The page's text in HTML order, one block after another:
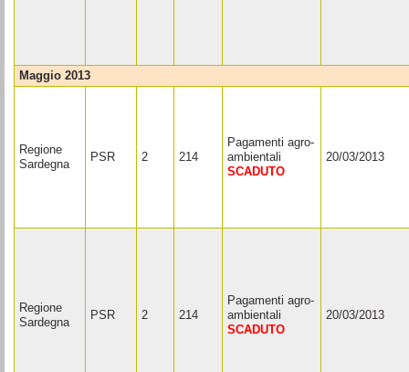
maggio 2013
Regione
Sardegna
PSR 2 214
Pagamenti agro-
ambientali
SCADUTO
20/03/2013
Regione
Sardegna
PSR 2 214
Pagamenti agro-
ambientali
SCADUTO
20/03/2013